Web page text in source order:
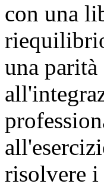
con una
una
risolvere